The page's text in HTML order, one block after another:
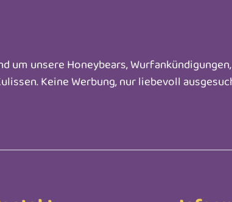
um unsere Honeybears,
Keine Werbung, nur liebevoll